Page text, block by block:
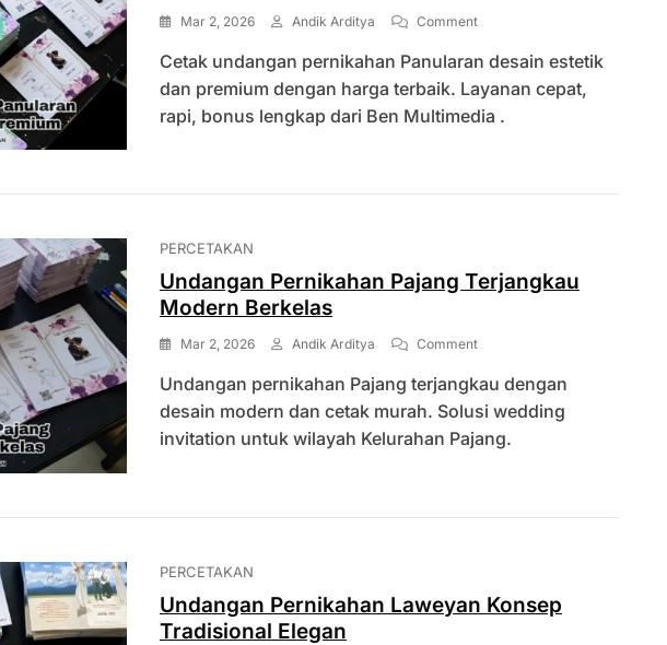
Mar 2, 2026 Andik Arditya CommentOn
Pernikahan
Panularan
Desain
Estetik
Cetak undangan pernikahan Panularan desain estetik
dan premium dengan harga terbaik. Layanan cepat,
rapi, bonus lengkap dari Ben Multimedia .
PERCETAKAN
Undangan Pernikahan Pajang Terjangkau
Modern Berkelas
Mar 2, 2026 Andik Arditya CommentOn
Pernikahan
Pajang
Modern
Undangan pernikahan Pajang terjangkau dengan
desain modern dan cetak murah. Solusi wedding
invitation untuk wilayah Kelurahan Pajang.
PERCETAKAN
Undangan Pernikahan Laweyan Konsep
Tradisional Elegan